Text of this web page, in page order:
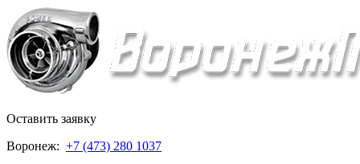
Оставить заявку
Воронеж: +7 (473) 280 1037